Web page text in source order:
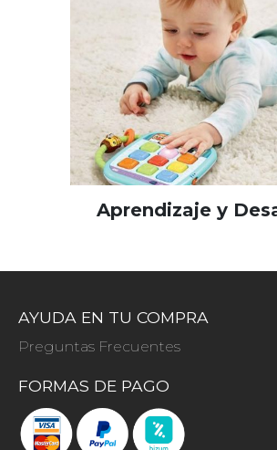
Aprendizaje y
AYUDA EN TU COMPRA
Preguntas Frecuentes
FORMAS DE PAGO